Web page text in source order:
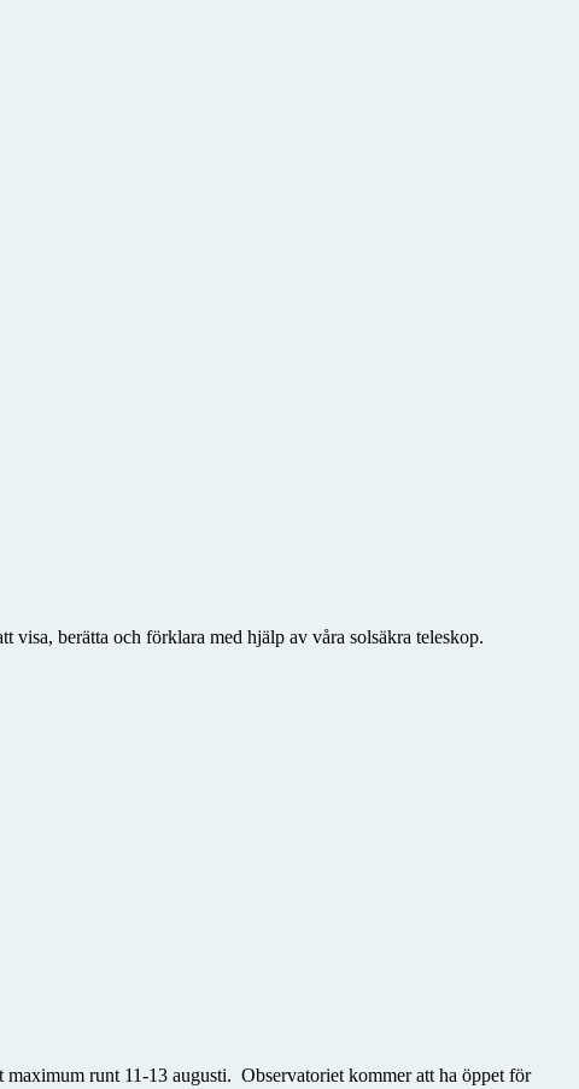
berätta och förklara med hjälp av våra solsäkra teleskop.
runt 11-13 augusti. Observatoriet kommer att ha öppet för